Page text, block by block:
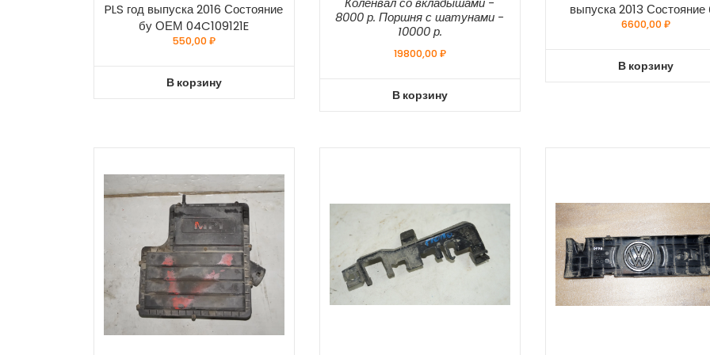
PLS год выпуска 2016 Состояние
бу ОЕМ 04C109121E
550,00₽
В корзину
8000 р. Поршня с шатунами -
10000 р.
19800,00₽
В корзину
выпуска 2013 Состояние
6600,00₽
В корзину